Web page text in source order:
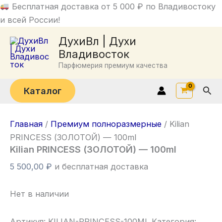
Бесплатная доставка от 5 000 ₽ по Владивостоку
и всей России!
Перейти
к
ДухиВл | Духи
Владивосток
Парфюмерия премиум качества
Каталог
Главная / Премиум полноразмерные / Kilian
PRINCESS (ЗОЛОТОЙ) — 100ml
Kilian PRINCESS (ЗОЛОТОЙ) — 100ml
5 500,00 ₽ и бесплатная доставка
Нет в наличии